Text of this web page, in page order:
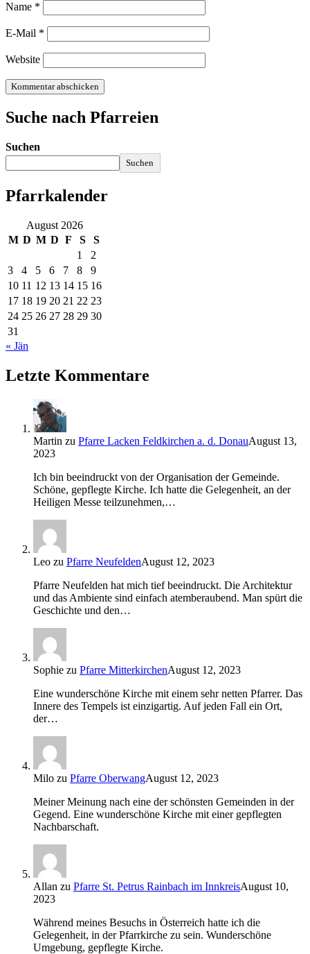
Name *
E-Mail *
Website
Suche nach Pfarreien
Suchen
Suchen
Pfarrkalender
August 2026
M D M D F S
S
1
2
3
4 5 6 7 8
9
10 11 12 13 14 15 16
17 18 19 20 21 22 23
24 25 26 27 28 29 30
31
« Jän
Letzte Kommentare
Martin zu Pfarre Lacken Feldkirchen a. d. DonauAugust 13,
2023
Ich bin beeindruckt von der Organisation der Gemeinde.
Schöne, gepflegte Kirche. Ich hatte die Gelegenheit, an der
Heiligen Messe teilzunehmen,…
Leo zu Pfarre NeufeldenAugust 12, 2023
Pfarre Neufelden hat mich tief beeindruckt. Die Architektur
und das Ambiente sind einfach atemberaubend. Man spürt die
Geschichte und den…
Sophie zu Pfarre MitterkirchenAugust 12, 2023
Eine wunderschöne Kirche mit einem sehr netten Pfarrer. Das
Innere des Tempels ist einzigartig. Auf jeden Fall ein Ort,
der…
Milo zu Pfarre OberwangAugust 12, 2023
Meiner Meinung nach eine der schönsten Gemeinden in der
Gegend. Eine wunderschöne Kirche mit einer gepflegten
Nachbarschaft.
Allan zu Pfarre St. Petrus Rainbach im InnkreisAugust 10,
2023
Während meines Besuchs in Österreich hatte ich die
Gelegenheit, in der Pfarrkirche zu sein. Wunderschöne
Umgebung, gepflegte Kirche.